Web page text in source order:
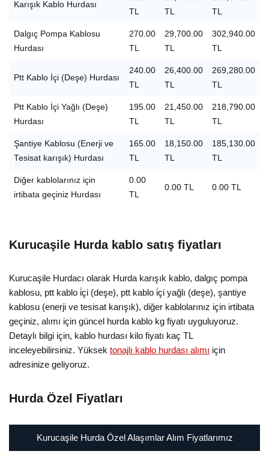
Karışık Kablo Hurdası
TL
TL
TL
Dalgıç Pompa Kablosu
Hurdası
270.00
TL
29,700.00
TL
302,940.00
TL
Ptt Kablo İçi (Deşe) Hurdası
240.00
TL
26,400.00
TL
269,280.00
TL
Ptt Kablo İçi Yağlı (Deşe)
Hurdası
195.00
TL
21,450.00
TL
218,790.00
TL
Şantiye Kablosu (Enerji ve
Tesisat karışık) Hurdası
165.00
TL
18,150.00
TL
185,130.00
TL
Diğer kablolarınız için
irtibata geçiniz Hurdası
0.00
TL
0.00 TL 0.00 TL
Kurucaşile Hurda kablo satış fiyatları
Kurucaşile Hurdacı olarak Hurda karışık kablo, dalgıç pompa
kablosu, ptt kablo i̇çi (deşe), ptt kablo i̇çi yağlı (deşe), şantiye
kablosu (enerji ve tesisat karışık), diğer kablolarınız için irtibata
geçiniz, alımı için güncel hurda kablo kg fiyatı uyguluyoruz.
Detaylı bilgi için, kablo hurdası kilo fiyatı kaç TL
inceleyebilirsiniz. Yüksek tonajlı kablo hurdası alımı için
adresinize geliyoruz.
Hurda Özel Fiyatları
Kurucaşile Hurda Özel Alaşımlar Alım Fiyatlarımız